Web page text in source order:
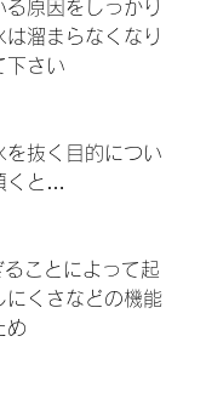
原因をしっかり
は溜まらなくなり
下さい
を抜く目的につい
くと…
ことによって起
にくさなどの機能
め